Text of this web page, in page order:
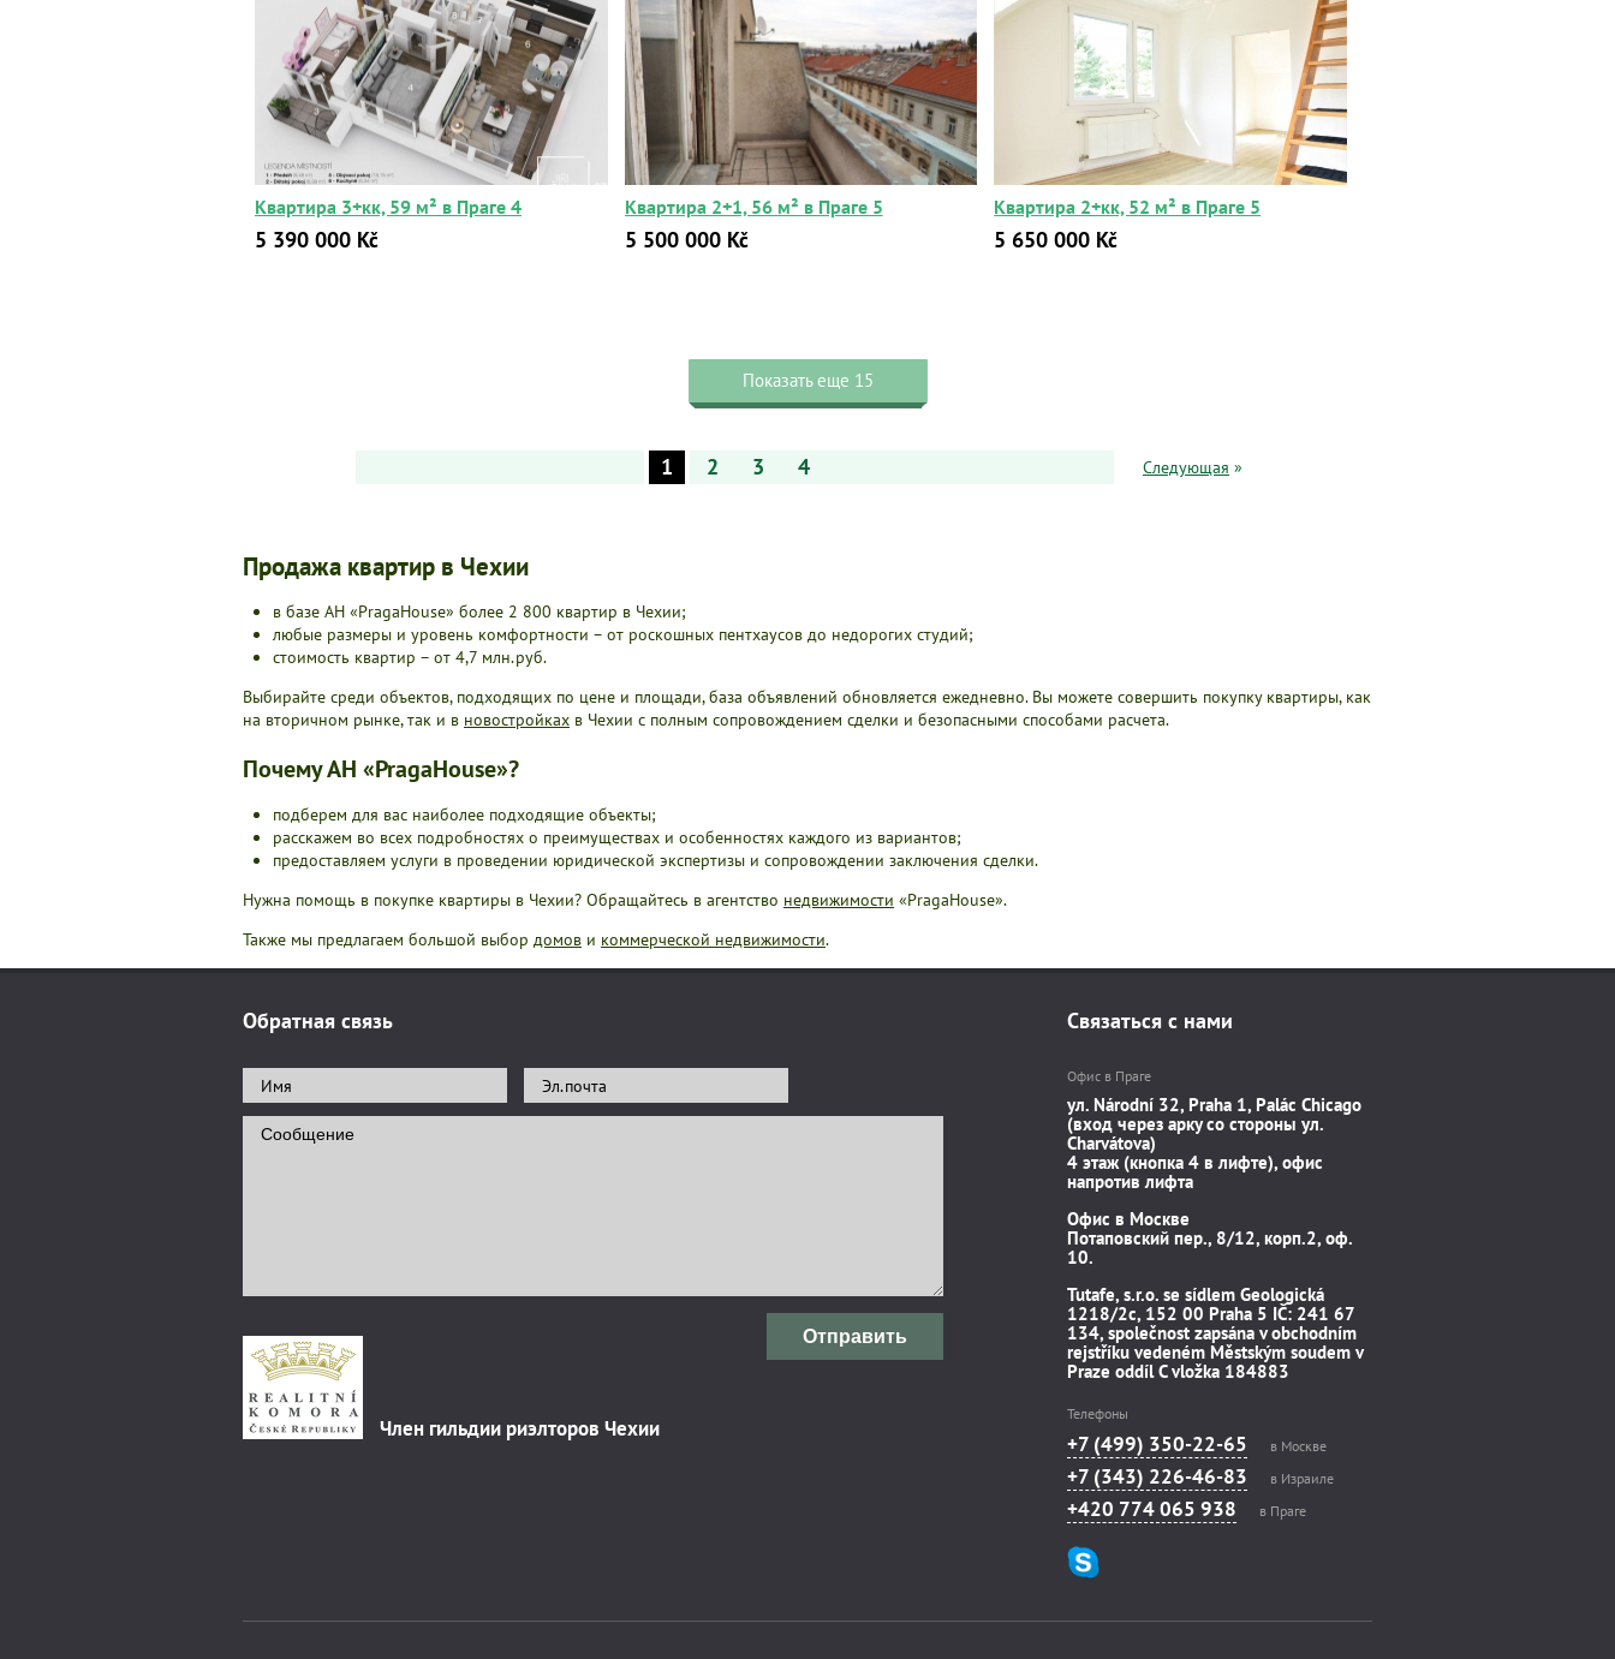
Продажа квартир в Чехии
в базе АН «PragaHouse» более 2 800 квартир в Чехии;
любые размеры и уровень комфортности – от роскошных пентхаусов до недорогих студий;
стоимость квартир – от 4,7 млн.руб.
Выбирайте среди объектов, подходящих по цене и площади, база объявлений обновляется ежедневно. Вы можете совершить покупку квартиры, как
на вторичном рынке, так и в новостройках в Чехии с полным сопровождением сделки и безопасными способами расчета.
Почему АН «PragaHouse»?
подберем для вас наиболее подходящие объекты;
расскажем во всех подробностях о преимуществах и особенностях каждого из вариантов;
предоставляем услуги в проведении юридической экспертизы и сопровождении заключения сделки.
Нужна помощь в покупке квартиры в Чехии? Обращайтесь в агентство недвижимости «PragaHouse».
Также мы предлагаем большой выбор домов и коммерческой недвижимости.
Квартира 3+кк, 59 м² в Праге 4
5 390 000 Kč
Квартира 2+1, 56 м² в Праге 5
5 500 000 Kč
Квартира 2+кк, 52 м² в Праге 5
5 650 000 Kč
Показать еще 15
1 2 3 4 Следующая »
Обратная связь
Отправить
Член гильдии риэлторов Чехии
Связаться с нами
Офис в Праге
ул. Národní 32, Praha 1, Palác Chicago
(вход через арку со стороны ул.
Charvátova)
4 этаж (кнопка 4 в лифте), офис
напротив лифта
Офис в Москве
Потаповский пер., 8/12, корп.2, оф.
10.
Tutafe, s.r.o. se sídlem Geologická
1218/2c, 152 00 Praha 5 IČ: 241 67
134, společnost zapsána v obchodním
rejstříku vedeném Městským soudem v
Praze oddíl C vložka 184883
Телефоны
+7 (499) 350-22-65 в Москве
+7 (343) 226-46-83 в Израиле
+420 774 065 938 в Праге